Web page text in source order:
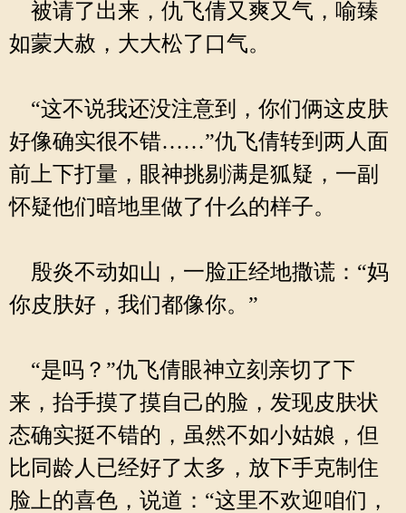
被请了出来，仇飞倩又爽又气，喻臻
如蒙大赦，大大松了口气。
“这不说我还没注意到，你们俩这皮肤
好像确实很不错……”仇飞倩转到两人面
前上下打量，眼神挑剔满是狐疑，一副
怀疑他们暗地里做了什么的样子。
殷炎不动如山，一脸正经地撒谎：“妈
你皮肤好，我们都像你。”
“是吗？”仇飞倩眼神立刻亲切了下
来，抬手摸了摸自己的脸，发现皮肤状
态确实挺不错的，虽然不如小姑娘，但
比同龄人已经好了太多，放下手克制住
脸上的喜色，说道：“这里不欢迎咱们，